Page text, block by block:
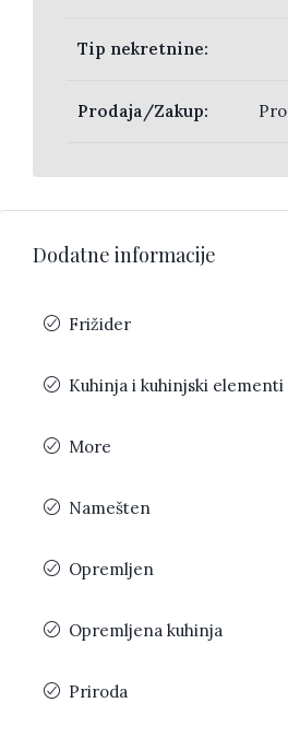
Tip nekretnine:
Prodaja/Zakup:
Dodatne informacije
Frižider
Kuhinja i kuhinjski elementi
More
Namešten
Opremljen
Opremljena kuhinja
Priroda